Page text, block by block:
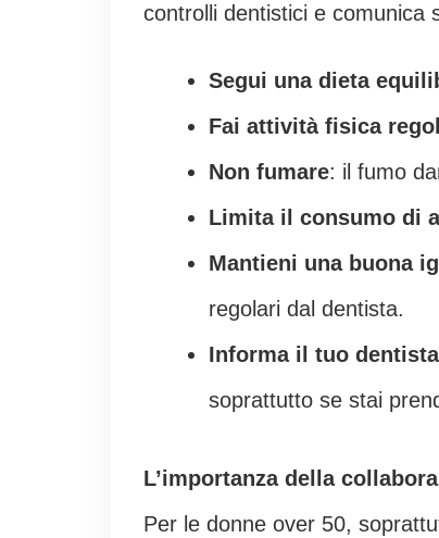
controlli dentistici e comunica
Segui una dieta
Fai attività fisica
Non fumare: il fumo
Limita il consumo di
Mantieni una buona
regolari dal dentista.
Informa il tuo dentista
soprattutto se stai
L’importanza della
Per le donne over 50,